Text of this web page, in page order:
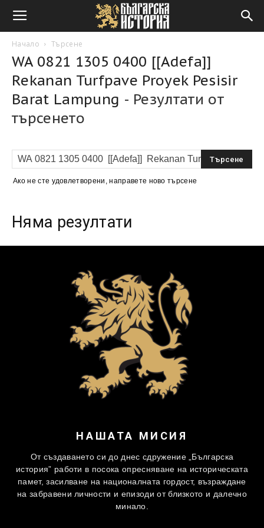
Начало Търсене
WA 0821 1305 0400 [[Adefa]]
Rekanan Turfpave Proyek Pesisir
Barat Lampung - Резултати от
търсенето
Ако не сте удовлетворени, направете ново търсене
Няма резултати
НАШАТА МИСИЯ
От създаването си до днес сдружение „Българска
история” работи в посока опресняване на историческата
памет, засилване на националната гордост, възраждане
на забравени личности и епизоди от близкото и далечно
минало.